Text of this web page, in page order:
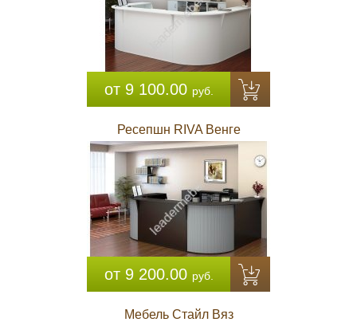
от 9 100.00 руб.
Ресепшн RIVA Венге
от 9 200.00 руб.
Мебель Стайл Вяз